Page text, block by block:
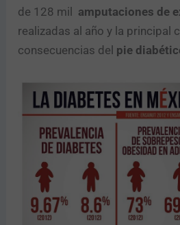
de 128 mil amputaciones de
realizadas al año y la principal
consecuencias del pie